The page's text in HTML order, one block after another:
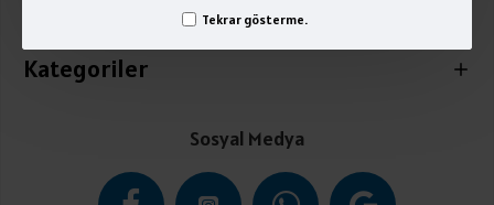
Tekrar gösterme.
Kategoriler
Sosyal Medya